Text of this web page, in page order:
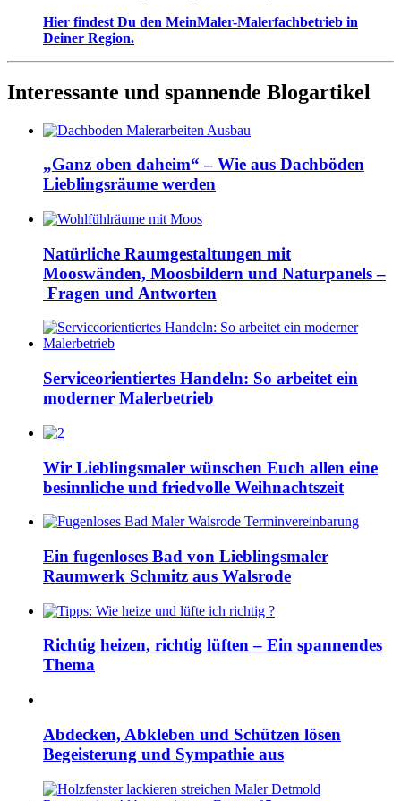
Hier findest Du den MeinMaler-Malerfachbetrieb in
Deiner Region.
Interessante und spannende Blogartikel
„Ganz oben daheim“ – Wie aus Dachböden
Lieblingsräume werden
Natürliche Raumgestaltungen mit
Mooswänden, Moosbildern und Naturpanels –
Fragen und Antworten
Serviceorientiertes Handeln: So arbeitet ein
moderner Malerbetrieb
Wir Lieblingsmaler wünschen Euch allen eine
besinnliche und friedvolle Weihnachtszeit
Ein fugenloses Bad von Lieblingsmaler
Raumwerk Schmitz aus Walsrode
Richtig heizen, richtig lüften – Ein spannendes
Thema
Abdecken, Abkleben und Schützen lösen
Begeisterung und Sympathie aus